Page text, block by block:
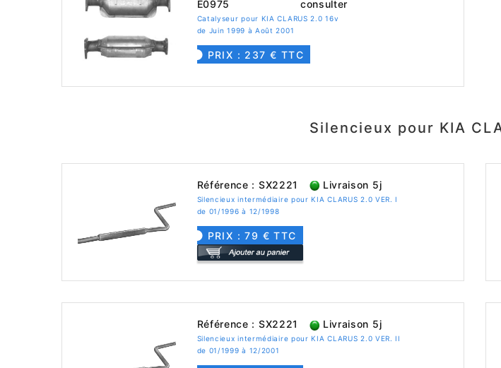
E0975
consulter
Catalyseur pour KIA CLARUS 2.0 16v
de Juin 1999 à Août 2001
PRIX : 237 € TTC
Silencieux pour KIA
Référence : SX2221 Livraison 5j
Silencieux intermédiaire pour KIA CLARUS 2.0 VER. I
de 01/1996 à 12/1998
PRIX : 79 € TTC
Référence : SX2221 Livraison 5j
Silencieux intermédiaire pour KIA CLARUS 2.0 VER. II
de 01/1999 à 12/2001